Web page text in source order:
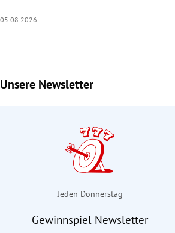
05.08.2026
Unsere Newsletter
Slide 1 von 7
Jeden Donnerstag
Gewinnspiel Newsletter